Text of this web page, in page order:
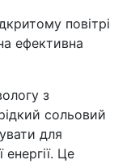
повітрі
ефективна
з
сольовий
для
Це